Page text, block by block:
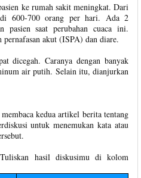
ke rumah sakit meningkat. Dari
600-700 orang per hari. Ada 2
pasien saat perubahan cuaca ini.
akut (ISPA) dan diare.
dicegah. Caranya dengan banyak
air putih. Selain itu, dianjurkan
kedua artikel berita tentang
untuk menemukan kata atau
hasil diskusimu di kolom